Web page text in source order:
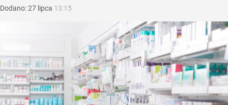
Dodano:27 lipca 13:15